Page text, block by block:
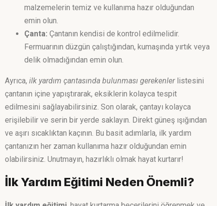
malzemelerin temiz ve kullanıma hazır olduğundan
emin olun.
Çanta: Çantanın kendisi de kontrol edilmelidir.
Fermuarının düzgün çalıştığından, kumaşında yırtık veya
delik olmadığından emin olun.
Ayrıca, ilk yardım çantasında bulunması gerekenlerlistesini
çantanın içine yapıştırarak, eksiklerin kolayca tespit
edilmesini sağlayabilirsiniz. Son olarak, çantayı kolayca
erişilebilir ve serin bir yerde saklayın. Direkt güneş ışığından
ve aşırı sıcaklıktan kaçının. Bu basit adımlarla, ilk yardım
çantanızın her zaman kullanıma hazır olduğundan emin
olabilirsiniz. Unutmayın, hazırlıklı olmak hayat kurtarır!
İlk Yardım Eğitimi Neden Önemli?